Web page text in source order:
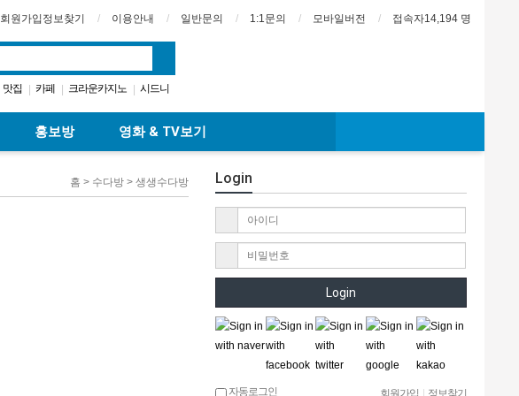
회원가입정보찾기 이용안내 일반문의 1:1문의 모바일버전 접속자14,194 명
맛집 | 카페 | 크라운카지노 | 시드니
골드코스트
홍보방 영화 & TV보기
홈 > 수다방 > 생생수다방 Login
Login
자동로그인 회원가입 정보찾기